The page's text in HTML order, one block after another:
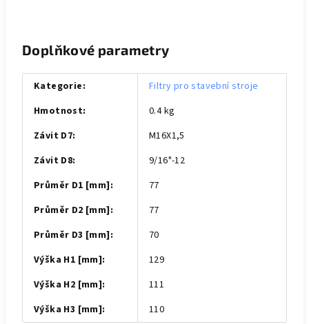
Doplňkové parametry
Kategorie:
Filtry pro stavební stroje
Hmotnost:
0.4 kg
Závit D7:
M16X1,5
Závit D8:
9/16"-12
Průměr D1 [mm]:
77
Průměr D2 [mm]:
77
Průměr D3 [mm]:
70
Výška H1 [mm]:
129
Výška H2 [mm]:
111
Výška H3 [mm]: 110